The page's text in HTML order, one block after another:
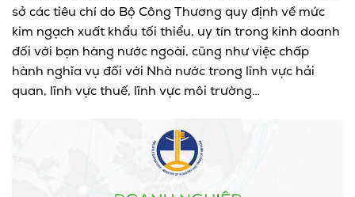
sở các tiêu chí do Bộ Công Thương quy định về mức
kim ngạch xuất khẩu tối thiểu, uy tín trong kinh doanh
đối với bạn hàng nước ngoài, cũng như việc chấp
hành nghĩa vụ đối với Nhà nước trong lĩnh vực hải
quan, lĩnh vực thuế, lĩnh vực môi trường…